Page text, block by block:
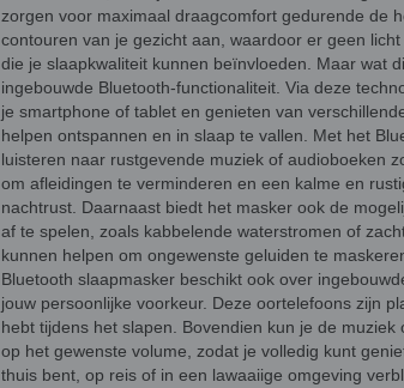
zorgen voor maximaal draagcomfort gedurende de
contouren van je gezicht aan, waardoor er geen
die je slaapkwaliteit kunnen beïnvloeden. Maar wat
ingebouwde Bluetooth-functionaliteit. Via deze
je smartphone of tablet en genieten van
helpen ontspannen en in slaap te vallen. Met het
luisteren naar rustgevende muziek of audioboeken
om afleidingen te verminderen en een kalme en
nachtrust. Daarnaast biedt het masker ook de
af ​​te spelen, zoals kabbelende waterstromen of
kunnen helpen om ongewenste geluiden te
Bluetooth slaapmasker beschikt ook over
jouw persoonlijke voorkeur. Deze oortelefoons zijn
hebt tijdens het slapen. Bovendien kun je de
op het gewenste volume, zodat je volledig kunt
thuis bent, op reis of in een lawaaiige omgeving